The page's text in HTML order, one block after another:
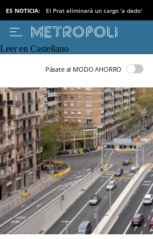
ES NOTICIA: El Prat eliminará un cargo 'a dedo'
Leer en Castellano
Pásate al MODO AHORRO